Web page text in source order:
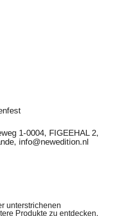
1-0004, FIGEEHAL 2,
info@newedition.nl
unterstrichenen
Produkte zu entdecken.